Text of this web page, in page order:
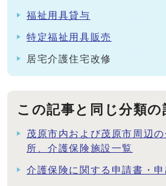
福祉用具貸与
特定福祉用具販売
居宅介護住宅改修
この記事と同じ分類の
茂原市内および茂原市周辺
所、介護保険施設一覧
介護保険に関する申請書・